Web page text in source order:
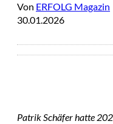
Von ERFOLG Magazin
30.01.2026
Patrik Schäfer hatte